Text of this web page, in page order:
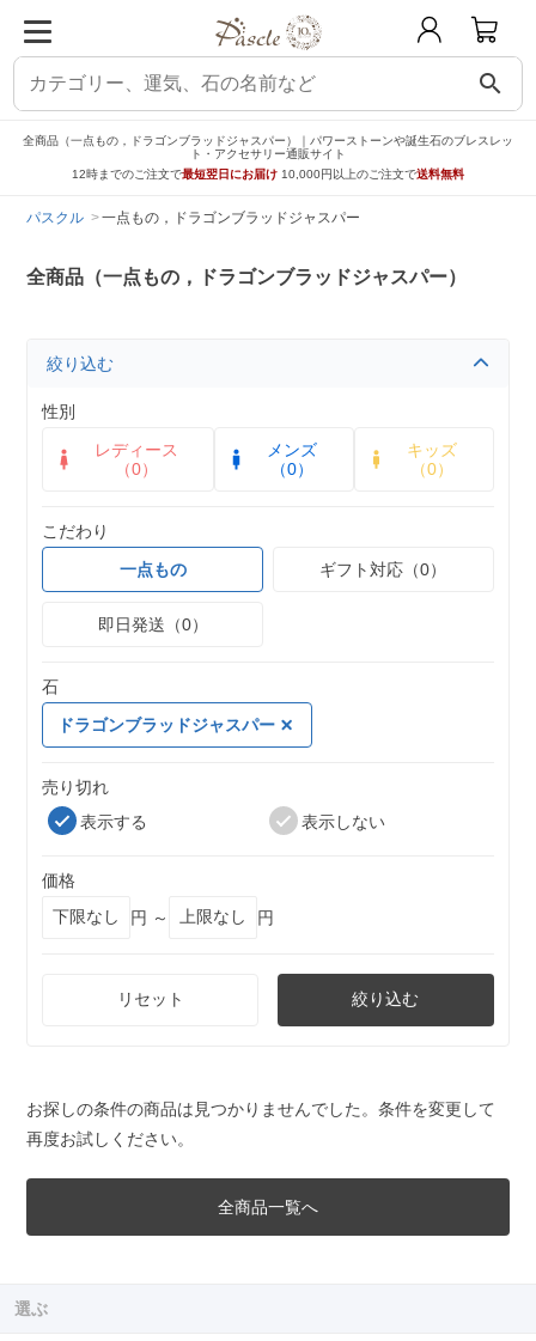
search
全商品（一点もの，ドラゴンブラッドジャスパー）｜パワーストーンや誕生石のブレスレッ
ト・アクセサリー通販サイト
12時までのご注文で最短翌日にお届け 10,000円以上のご注文で送料無料
パスクル 一点もの，ドラゴンブラッドジャスパー
全商品（一点もの，ドラゴンブラッドジャスパー）
絞り込む
性別
レディース
（0）
メンズ
（0）
キッズ
（0）
こだわり
一点もの
ギフト対応（0）
即日発送（0）
石
ドラゴンブラッドジャスパー
売り切れ
表示する
表示しない
価格
円 ～
円
リセット 絞り込む
お探しの条件の商品は見つかりませんでした。条件を変更して
再度お試しください。
全商品一覧へ
選ぶ